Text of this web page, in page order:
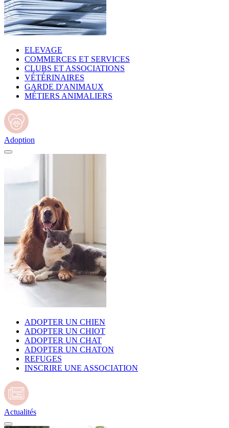
ELEVAGE
COMMERCES ET SERVICES
CLUBS ET ASSOCIATIONS
VÉTÉRINAIRES
GARDE D'ANIMAUX
MÉTIERS ANIMALIERS
Adoption
ADOPTER UN CHIEN
ADOPTER UN CHIOT
ADOPTER UN CHAT
ADOPTER UN CHATON
REFUGES
INSCRIRE UNE ASSOCIATION
Actualités